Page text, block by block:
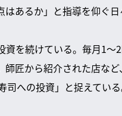
あるか」と指導を仰ぐ
を続けている。毎月1〜
匠から紹介された店など
への投資」と捉えている